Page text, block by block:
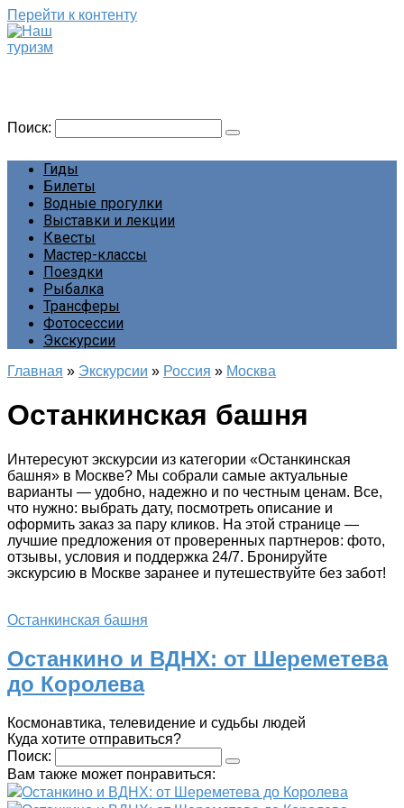
Перейти к контенту
Поиск:
Гиды
Билеты
Водные прогулки
Выставки и лекции
Квесты
Мастер-классы
Поездки
Рыбалка
Трансферы
Фотосессии
Экскурсии
Главная » Экскурсии » Россия » Москва
Останкинская башня
Интересуют экскурсии из категории «Останкинская
башня» в Москве? Мы собрали самые актуальные
варианты — удобно, надежно и по честным ценам. Все,
что нужно: выбрать дату, посмотреть описание и
оформить заказ за пару кликов. На этой странице —
лучшие предложения от проверенных партнеров: фото,
отзывы, условия и поддержка 24/7. Бронируйте
экскурсию в Москве заранее и путешествуйте без забот!
Останкинская башня
Останкино и ВДНХ: от Шереметева
до Королева
Космонавтика, телевидение и судьбы людей
Куда хотите отправиться?
Поиск:
Вам также может понравиться:
Останкино и ВДНХ: от Шереметева до Королева